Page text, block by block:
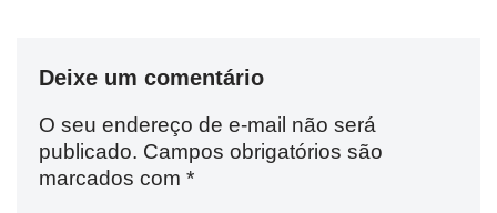
Deixe um comentário
O seu endereço de e-mail não será
publicado. Campos obrigatórios são
marcados com *